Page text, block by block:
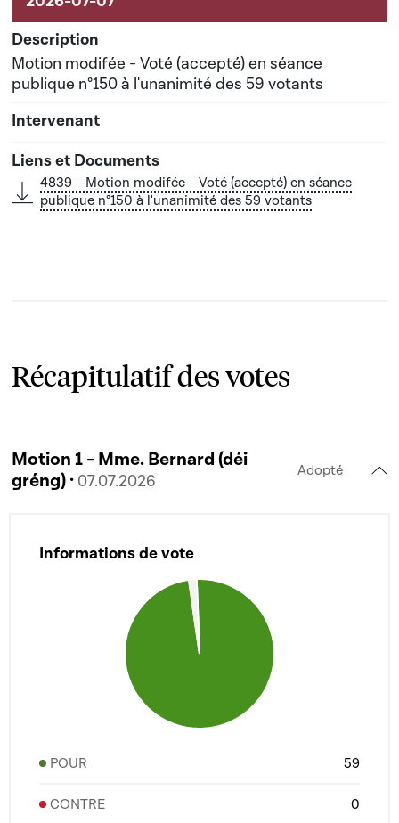
Motion modifée - Voté (accepté) en séance
publique n°150 à l'unanimité des 59 votants
4839 - Motion modifée - Voté (accepté) en séance
publique n°150 à l'unanimité des 59 votants
Récapitulatif des votes
Motion 1 - Mme. Bernard (déi
gréng) · 07.07.2026
Adopté
Informations de vote
POUR 59
CONTRE 0